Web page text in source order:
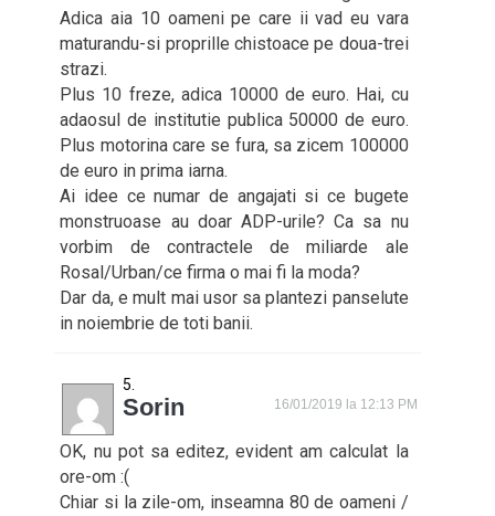
Adica aia 10 oameni pe care ii vad eu vara
maturandu-si proprille chistoace pe doua-trei
strazi.
Plus 10 freze, adica 10000 de euro. Hai, cu
adaosul de institutie publica 50000 de euro.
Plus motorina care se fura, sa zicem 100000
de euro in prima iarna.
Ai idee ce numar de angajati si ce bugete
monstruoase au doar ADP-urile? Ca sa nu
vorbim de contractele de miliarde ale
Rosal/Urban/ce firma o mai fi la moda?
Dar da, e mult mai usor sa plantezi panselute
in noiembrie de toti banii.
Sorin 16/01/2019 la 12:13 PM
OK, nu pot sa editez, evident am calculat la
ore-om :(
Chiar si la zile-om, inseamna 80 de oameni /